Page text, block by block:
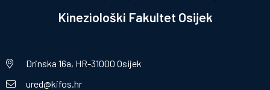
Kineziološki Fakultet Osijek
Drinska 16a, HR-31000 Osijek
ured@kifos.hr